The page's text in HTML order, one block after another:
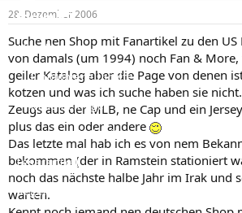
Forum
Aktuelles
Empfohlene Inhalte
Neue Beiträge
Neueste Aktivitäten
Leserartikel
Regeln
e
r
l
t
a
m
28. Dezember 2006
Suche nen Shop mit Fanartikel zu den
von damals (um 1994) noch Fan &
geiler Katalog aber die Page von denen
kotzen und was ich suche haben sie
Zeugs aus der MLB, ne Cap und ein
plus das ein oder andere
Das letzte mal hab ich es von nem
bekommen (der in Ramstein stationiert
noch das nächste halbe Jahr im Irak und
warten.